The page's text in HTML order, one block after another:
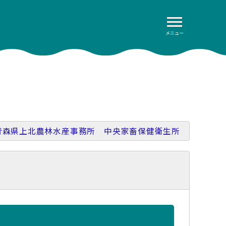
メニュー
森県上北農林水産事務所 中央家畜保健衛生所